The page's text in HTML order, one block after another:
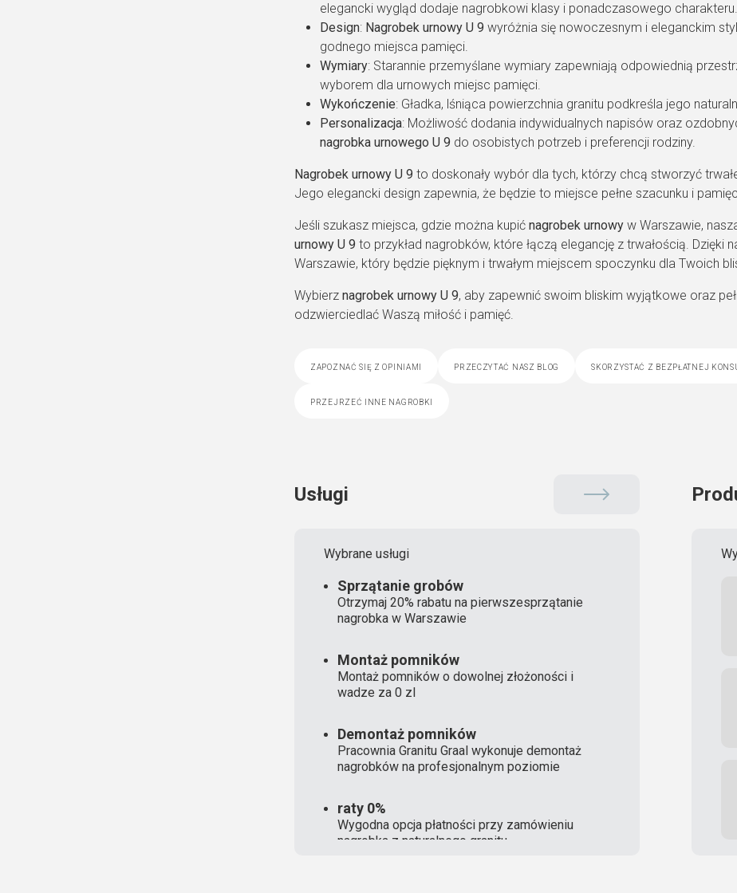
elegancki wygląd dodaje nagrobkowi klasy i ponadczasowego charakteru.
Design: Nagrobek urnowy U 9 wyróżnia się nowoczesnym i eleganckim
godnego miejsca pamięci.
Wymiary: Starannie przemyślane wymiary zapewniają odpowiednią
wyborem dla urnowych miejsc pamięci.
Wykończenie: Gładka, lśniąca powierzchnia granitu podkreśla jego
Personalizacja: Możliwość dodania indywidualnych napisów oraz
nagrobka urnowego U 9 do osobistych potrzeb i preferencji rodziny.
Nagrobek urnowy U 9 to doskonały wybór dla tych, którzy chcą stworzyć
Jego elegancki design zapewnia, że będzie to miejsce pełne szacunku i
Jeśli szukasz miejsca, gdzie można kupić nagrobek urnowy w Warszawie,
urnowy U 9 to przykład nagrobków, które łączą elegancję z trwałością. Dzięki
Warszawie, który będzie pięknym i trwałym miejscem spoczynku dla Twoich
Wybierz nagrobek urnowy U 9, aby zapewnić swoim bliskim wyjątkowe oraz
odzwierciedlać Waszą miłość i pamięć.
zapoznać się z opiniami przeczytać nasz blog skorzystać z bezpłatnej
przejrzeć inne nagrobki
Usługi
Wybrane usługi
Sprzątanie grobów
Otrzymaj 20% rabatu na pierwszesprzątanie
nagrobka w Warszawie
Montaż pomników
Montaż pomników o dowolnej złożoności i
wadze za 0 zl
Demontaż pomników
Pracownia Granitu Graal wykonuje demontaż
nagrobków na profesjonalnym poziomie
raty 0%
Wygodna opcja płatności przy zamówieniu
nagrobka z naturalnego granitu